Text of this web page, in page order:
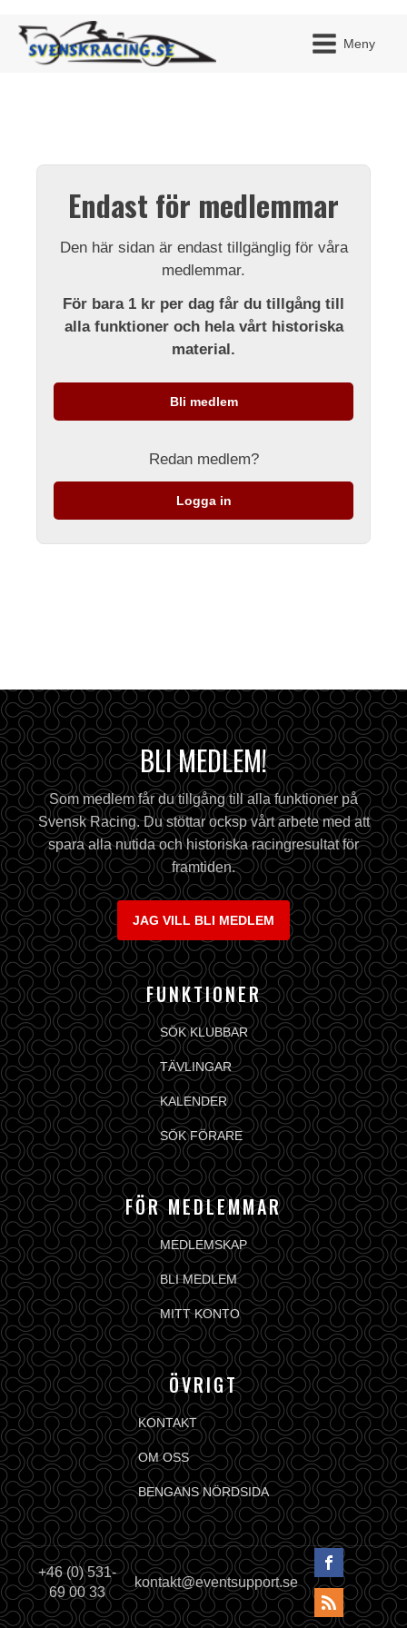
Meny
Endast för medlemmar
Den här sidan är endast tillgänglig för våra
medlemmar.
För bara 1 kr per dag får du tillgång till
alla funktioner och hela vårt historiska
material.
Bli medlem
Redan medlem?
Logga in
BLI MEDLEM!
Som medlem får du tillgång till alla funktioner på
Svensk Racing. Du stöttar ocksp vårt arbete med att
spara alla nutida och historiska racingresultat för
framtiden.
JAG VILL BLI MEDLEM
FUNKTIONER
SÖK KLUBBAR
TÄVLINGAR
KALENDER
SÖK FÖRARE
FÖR MEDLEMMAR
MEDLEMSKAP
BLI MEDLEM
MITT KONTO
ÖVRIGT
KONTAKT
OM OSS
BENGANS NÖRDSIDA
+46 (0) 531-
69 00 33
kontakt@eventsupport.se